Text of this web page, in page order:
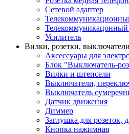
Сетевой адаптер
Телекоммуникацонный
Усилитель
Вилки, розетки,
Аксессуары для
Блок "Выключатель-
Вилки и штепсели
Выключатели,
Выключатель
Датчик движения
Диммер
Заглушка для розеток,
Кнопка нажимная